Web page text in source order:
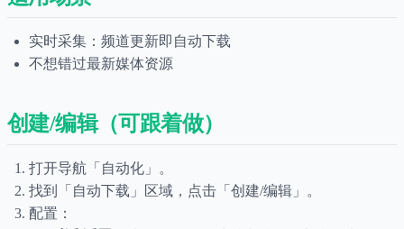
实时采集：频道更新即自动下载
不想错过最新媒体资源
创建/编辑（可跟着做）
打开导航「自动化」。
找到「自动下载」区域，点击「创建/编辑」。
配置：